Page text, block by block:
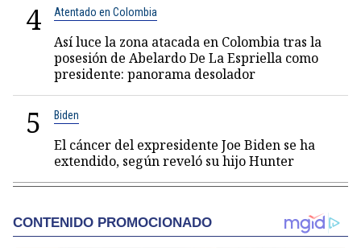
4 Atentado en Colombia
Así luce la zona atacada en Colombia tras la
posesión de Abelardo De La Espriella como
presidente: panorama desolador
5 Biden
El cáncer del expresidente Joe Biden se ha
extendido, según reveló su hijo Hunter